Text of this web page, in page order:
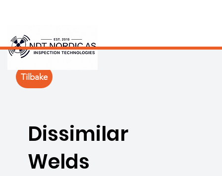
Dissimilar
Welds
Tilbake